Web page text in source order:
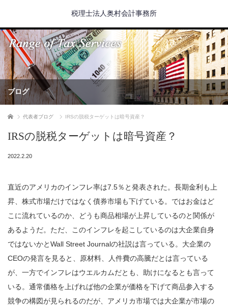
税理士法人奥村会計事務所
ブログ
ホーム 代表者ブログ IRSの脱税ターゲットは暗号資産？
IRSの脱税ターゲットは暗号資産？
2022.2.20
直近のアメリカのインフレ率は7.5％と発表された。長期金利も上
昇、株式市場だけではなく債券市場も下げている。ではお金はど
こに流れているのか、どうも商品相場が上昇しているのと関係が
あるようだ。ただ、このインフレを起こしているのは大企業自身
ではないかとWall Street Journalの社説は言っている。大企業の
CEOの発言を見ると、原材料、人件費の高騰だとは言っている
が、一方でインフレはウエルカムだとも、助けになるとも言って
いる。通常価格を上げれば他の企業が価格を下げて商品参入する
競争の構図が見られるのだが、アメリカ市場では大企業が市場の